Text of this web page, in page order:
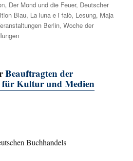
, Der Mond und die Feuer, Deutscher
Blau, La luna e i falò, Lesung, Maja
Berlin,Woche der
Beauftragten der
für Kultur und Medien